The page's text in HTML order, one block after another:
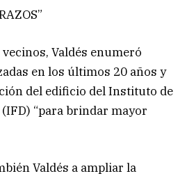
Valdés enumeró
en los últimos 20 años y
del edificio del Instituto de
“para brindar mayor
Valdés a ampliar la